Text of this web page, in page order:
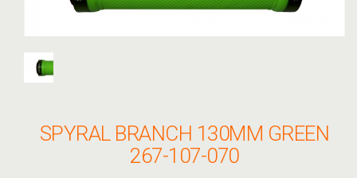
SPYRAL BRANCH 130MM GREEN
267-107-070